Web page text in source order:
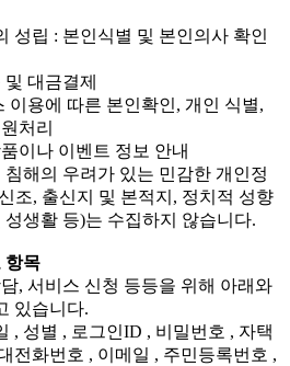
성립 : 본인식별 및 본인의사 확인
대금결제
이용에 따른 본인확인, 개인 식별,
처리
이나 이벤트 정보 안내
해의 우려가 있는 민감한 개인정
조, 출신지 및 본적지, 정치적 성향
생활 등)는 수집하지 않습니다.
항목
, 서비스 신청 등등을 위해 아래와
있습니다.
, 성별 , 로그인ID , 비밀번호 , 자택
전화번호 , 이메일 , 주민등록번호 ,